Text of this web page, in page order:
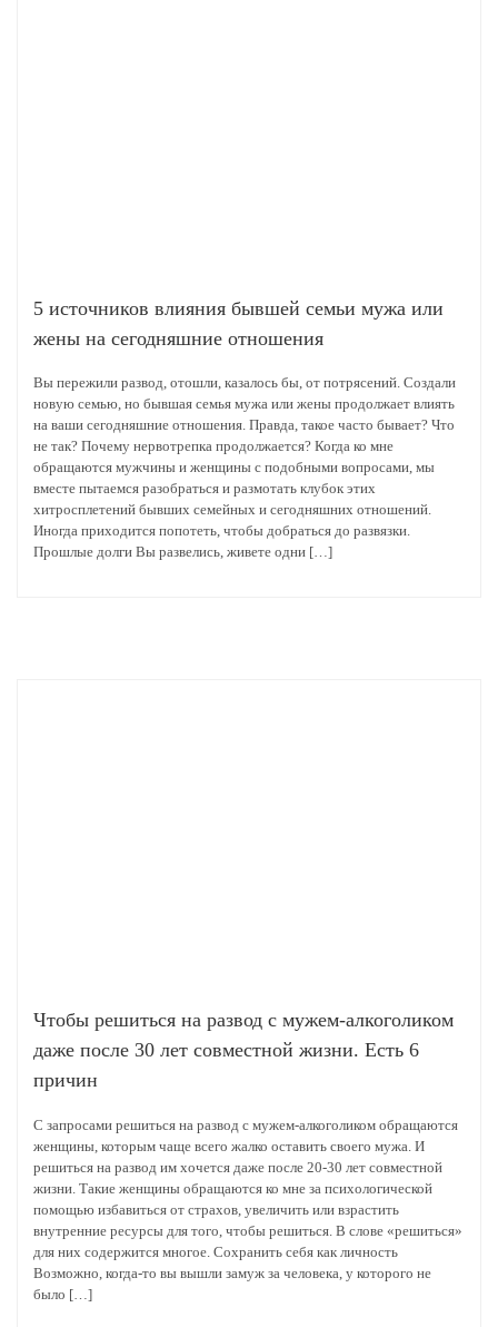
5 источников влияния бывшей семьи мужа или
жены на сегодняшние отношения
Вы пережили развод, отошли, казалось бы, от потрясений. Создали
новую семью, но бывшая семья мужа или жены продолжает влиять
на ваши сегодняшние отношения. Правда, такое часто бывает? Что
не так? Почему нервотрепка продолжается? Когда ко мне
обращаются мужчины и женщины с подобными вопросами, мы
вместе пытаемся разобраться и размотать клубок этих
хитросплетений бывших семейных и сегодняшних отношений.
Иногда приходится попотеть, чтобы добраться до развязки.
Прошлые долги Вы развелись, живете одни […]
Чтобы решиться на развод с мужем-алкоголиком
даже после 30 лет совместной жизни. Есть 6
причин
С запросами решиться на развод с мужем-алкоголиком обращаются
женщины, которым чаще всего жалко оставить своего мужа. И
решиться на развод им хочется даже после 20-30 лет совместной
жизни. Такие женщины обращаются ко мне за психологической
помощью избавиться от страхов, увеличить или взрастить
внутренние ресурсы для того, чтобы решиться. В слове «решиться»
для них содержится многое. Сохранить себя как личность
Возможно, когда-то вы вышли замуж за человека, у которого не
было […]